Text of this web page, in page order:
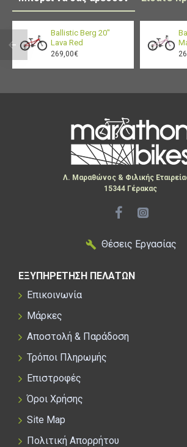
Κατάλληλο για ηλικίες:
5–7
110–123 cm
Ballistic Berg 20"
Lava Red
269,00€
Λ. Μαραθώνος & Φιλικής
15344 Γέρακας
Θέσεις Εργασίας
ΕΞΥΠΗΡΕΤΗΣΗ ΠΕΛΑΤΩΝ
Επικοινωνία
Μάρκες
Αποστολή & Παράδοση
Τρόποι Πληρωμής
Επιστροφές
Όροι Χρήσης
Site Map
Πολιτική Απορρήτου